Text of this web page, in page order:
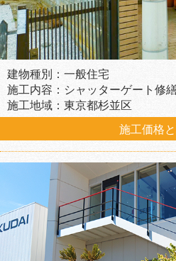
建物種別：一般住宅
施工内容：シャッターゲート修
施工地域：東京都杉並区
施工価格